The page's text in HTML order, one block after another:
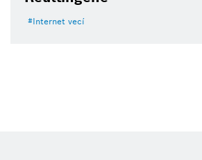
Internet vecí